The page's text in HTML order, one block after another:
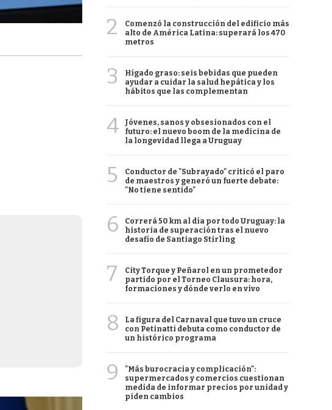
2
Comenzó la construcción del edificio más
alto de América Latina: superará los 470
metros
3
Hígado graso: seis bebidas que pueden
ayudar a cuidar la salud hepática y los
hábitos que las complementan
4
Jóvenes, sanos y obsesionados con el
futuro: el nuevo boom de la medicina de
la longevidad llega a Uruguay
5
Conductor de "Subrayado" criticó el paro
de maestros y generó un fuerte debate:
"No tiene sentido"
6
Correrá 50 km al día por todo Uruguay: la
historia de superación tras el nuevo
desafío de Santiago Stirling
7
City Torque y Peñarol en un prometedor
partido por el Torneo Clausura: hora,
formaciones y dónde verlo en vivo
8
La figura del Carnaval que tuvo un cruce
con Petinatti debuta como conductor de
un histórico programa
9
"Más burocracia y complicación":
supermercados y comercios cuestionan
medida de informar precios por unidad y
piden cambios